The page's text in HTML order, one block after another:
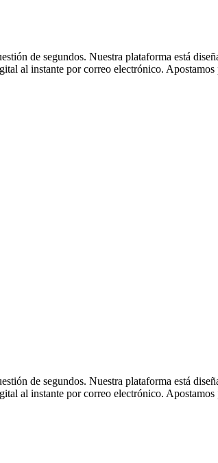
de segundos. Nuestra plataforma está
al instante por correo electrónico.
de segundos. Nuestra plataforma está
al instante por correo electrónico.